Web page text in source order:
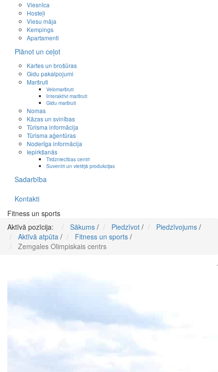
Viesnīca
Hosteļi
Viesu māja
Kempings
Apartamenti
Plānot un ceļot
Kartes un brošūras
Gidu pakalpojumi
Maršruti
Velomaršruti
Interaktīvi maršruti
Gidu maršruti
Nomas
Kāzas un svinības
Tūrisma informācija
Tūrisma aģentūras
Noderīga informācija
Iepirkšanās
Tirdzniecības centri
Suvenīri un vietējā produkcijas
Sadarbība
Kontakti
Fitness un sports
Aktīvā pozīcija:
Sākums / Piedzīvot / Piedzīvojums /
Aktīvā atpūta / Fitness un sports /
Zemgales Olimpiskais centrs